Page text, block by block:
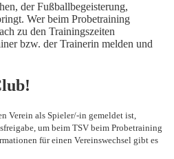
der Fußballbegeisterung,
Wer beim Probetraining
zu den Trainingszeiten
bzw. der Trainerin melden und
Verein als Spieler/-in gemeldet ist,
um beim TSV beim Probetraining
für einen Vereinswechsel gibt es